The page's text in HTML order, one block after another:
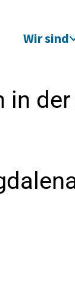
Wir sind
in